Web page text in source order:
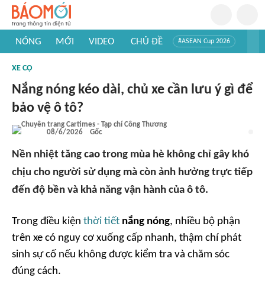
NÓNG MỚI VIDEO CHỦ ĐỀ #ASEAN Cup 2026
#Khám phá thế giới
XE CỘ
Nắng nóng kéo dài, chủ xe cần lưu ý gì để
bảo vệ ô tô?
08/6/2026 Gốc
Nền nhiệt tăng cao trong mùa hè không chỉ gây khó
chịu cho người sử dụng mà còn ảnh hưởng trực tiếp
đến độ bền và khả năng vận hành của ô tô.
Trong điều kiện thời tiết nắng nóng, nhiều bộ phận
trên xe có nguy cơ xuống cấp nhanh, thậm chí phát
sinh sự cố nếu không được kiểm tra và chăm sóc
đúng cách.